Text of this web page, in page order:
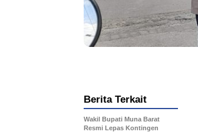
Berita Terkait
Wakil Bupati Muna Barat
Resmi Lepas Kontingen